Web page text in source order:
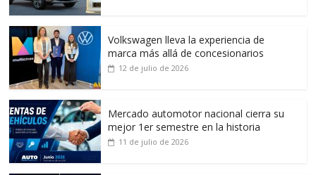
Volkswagen lleva la experiencia de
marca más allá de concesionarios
12 de julio de 2026
Mercado automotor nacional cierra su
mejor 1er semestre en la historia
11 de julio de 2026